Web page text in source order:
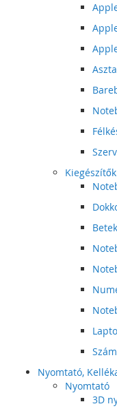
Kiegészítők
Nyomtató,
Nyomtató
3D